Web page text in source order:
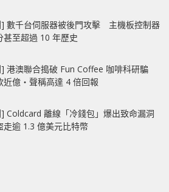
] 數千台伺服器被後門攻擊 主機板控制器
甚至超過 10 年歷史
港澳聯合搗破 Fun Coffee 咖啡科研騙
億‧聲稱高達 4 倍回報
] Coldcard 離線「冷錢包」爆出致命漏洞
走逾 1.3 億美元比特幣